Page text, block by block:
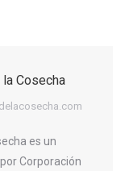
Cosecha
es un
Corporación